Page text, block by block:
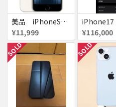
美品 iPhoneSE２ ｉＯＳ１８
¥11,999
¥116,000
SOLD SOLD